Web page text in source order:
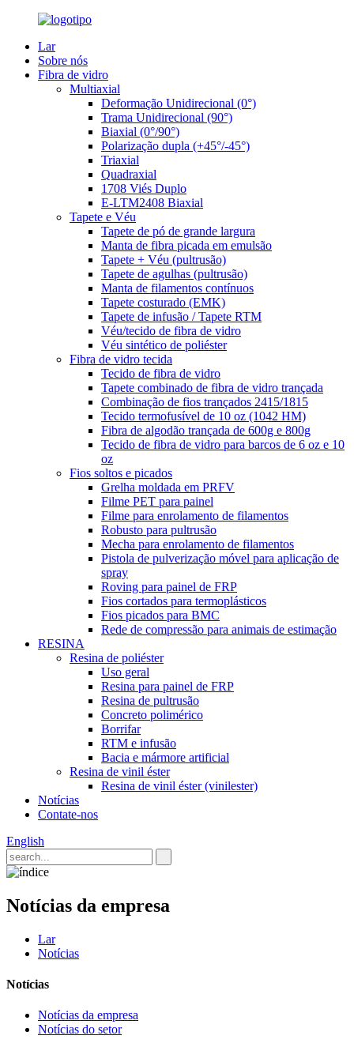
Lar
Sobre nós
Fibra de vidro
Multiaxial
Deformação Unidirecional (0°)
Trama Unidirecional (90°)
Biaxial (0°/90°)
Polarização dupla (+45°/-45°)
Triaxial
Quadraxial
1708 Viés Duplo
E-LTM2408 Biaxial
Tapete e Véu
Tapete de pó de grande largura
Manta de fibra picada em emulsão
Tapete + Véu (pultrusão)
Tapete de agulhas (pultrusão)
Manta de filamentos contínuos
Tapete costurado (EMK)
Tapete de infusão / Tapete RTM
Véu/tecido de fibra de vidro
Véu sintético de poliéster
Fibra de vidro tecida
Tecido de fibra de vidro
Tapete combinado de fibra de vidro trançada
Combinação de fios trançados 2415/1815
Tecido termofusível de 10 oz (1042 HM)
Fibra de algodão trançada de 600g e 800g
Tecido de fibra de vidro para barcos de 6 oz e 10
oz
Fios soltos e picados
Grelha moldada em PRFV
Filme PET para painel
Filme para enrolamento de filamentos
Robusto para pultrusão
Mecha para enrolamento de filamentos
Pistola de pulverização móvel para aplicação de
spray
Roving para painel de FRP
Fios cortados para termoplásticos
Fios picados para BMC
Rede de compressão para animais de estimação
RESINA
Resina de poliéster
Uso geral
Resina para painel de FRP
Resina de pultrusão
Concreto polimérico
Borrifar
RTM e infusão
Bacia e mármore artificial
Resina de vinil éster
Resina de vinil éster (vinilester)
Notícias
Contate-nos
English
Notícias da empresa
Lar
Notícias
Notícias
Notícias da empresa
Notícias do setor